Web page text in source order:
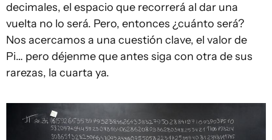
decimales, el espacio que recorrerá al dar una
vuelta no lo será. Pero, entonces ¿cuánto será?
Nos acercamos a una cuestión clave, el valor de
Pi… pero déjenme que antes siga con otra de sus
rarezas, la cuarta ya.